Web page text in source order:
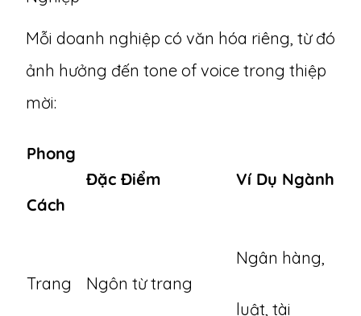
Mỗi doanh nghiệp có văn hóa riêng, từ đó
ảnh hưởng đến tone of voice trong thiệp
mời:
Phong
Cách
Đặc Điểm Ví Dụ Ngành
Trang Ngôn từ trang
Ngân hàng,
luật, tài